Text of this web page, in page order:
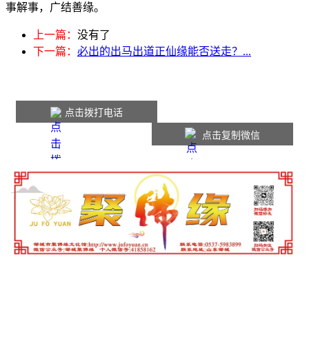
事解事，广结善缘。
上一篇： 没有了
下一篇： 必出的出马出道正仙缘能否送走？...
点击拨打电话
点击复制微信